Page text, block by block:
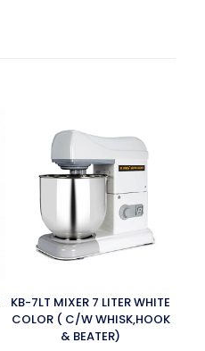
KB-7LT MIXER 7 LITER WHITE
COLOR ( C/W WHISK,HOOK
& BEATER)